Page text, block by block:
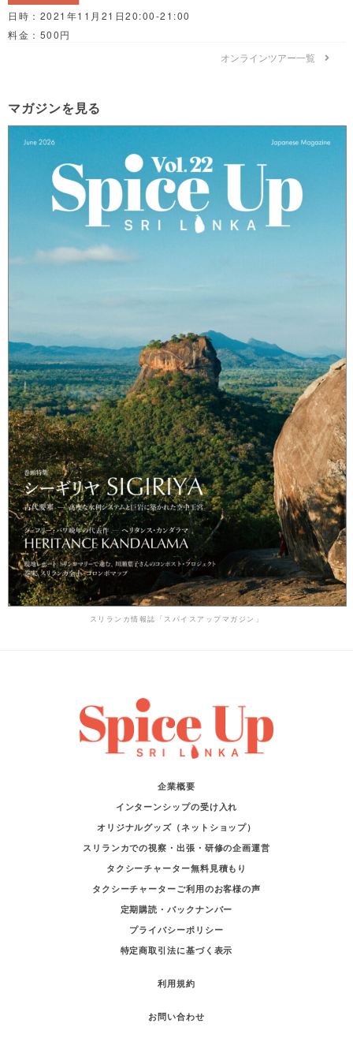
日時：2021年11月21日20:00-21:00
料金：500円
オンラインツアー一覧
マガジンを見る
スリランカ情報誌「スパイスアップマガジン」
企業概要
インターンシップの受け入れ
オリジナルグッズ（ネットショップ）
スリランカでの視察・出張・研修の企画運営
タクシーチャーター無料見積もり
タクシーチャーターご利用のお客様の声
定期購読・バックナンバー
プライバシーポリシー
特定商取引法に基づく表示
利用規約
お問い合わせ